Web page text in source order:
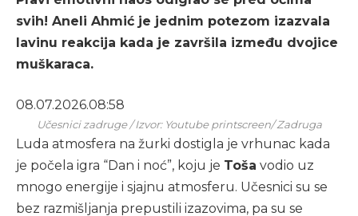
svih! Aneli Ahmić je jednim potezom izazvala
lavinu reakcija kada je završila između dvojice
muškaraca.
08.07.2026.08:58
Učesnici zadruge / Izvor: Youtube printscreen/ Zadruga
Luda atmosfera na žurki dostigla je vrhunac kada
je počela igra “Dan i noć”, koju je Toša vodio uz
mnogo energije i sjajnu atmosferu. Učesnici su se
bez razmišljanja prepustili izazovima, pa su se